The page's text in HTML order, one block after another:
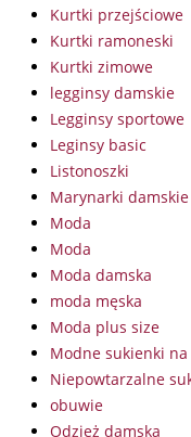
Kurtki przejściowe
Kurtki ramoneski
Kurtki zimowe
legginsy damskie
Legginsy sportowe
Leginsy basic
Listonoszki
Marynarki damskie
Moda
Moda
Moda damska
moda męska
Moda plus size
Modne sukienki
Niepowtarzalne
obuwie
Odzież damska